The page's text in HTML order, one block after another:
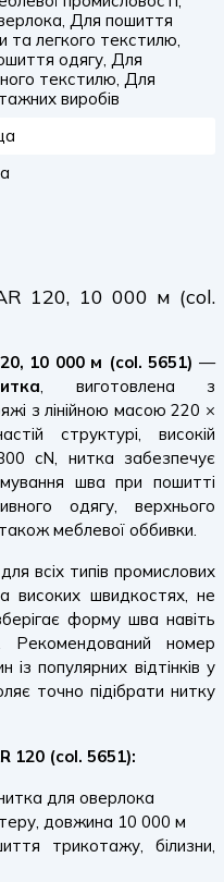
Для пошиття
та легкого текстилю,
одягу, Для
текстилю, Для
виробів
120, 10 000 м (col.
10 000 м (col. 5651) —
, виготовлена з
з лінійною масою 220 ×
структурі, високій
cN, нитка забезпечує
шва при пошитті
одягу, верхнього
меблевої оббивки.
всіх типів промислових
високих швидкостях, не
форму шва навіть
Рекомендований номер
популярних відтінків у
точно підібрати нитку
120 (col. 5651):
для оверлока
довжина 10 000 м
трикотажу, білизни,